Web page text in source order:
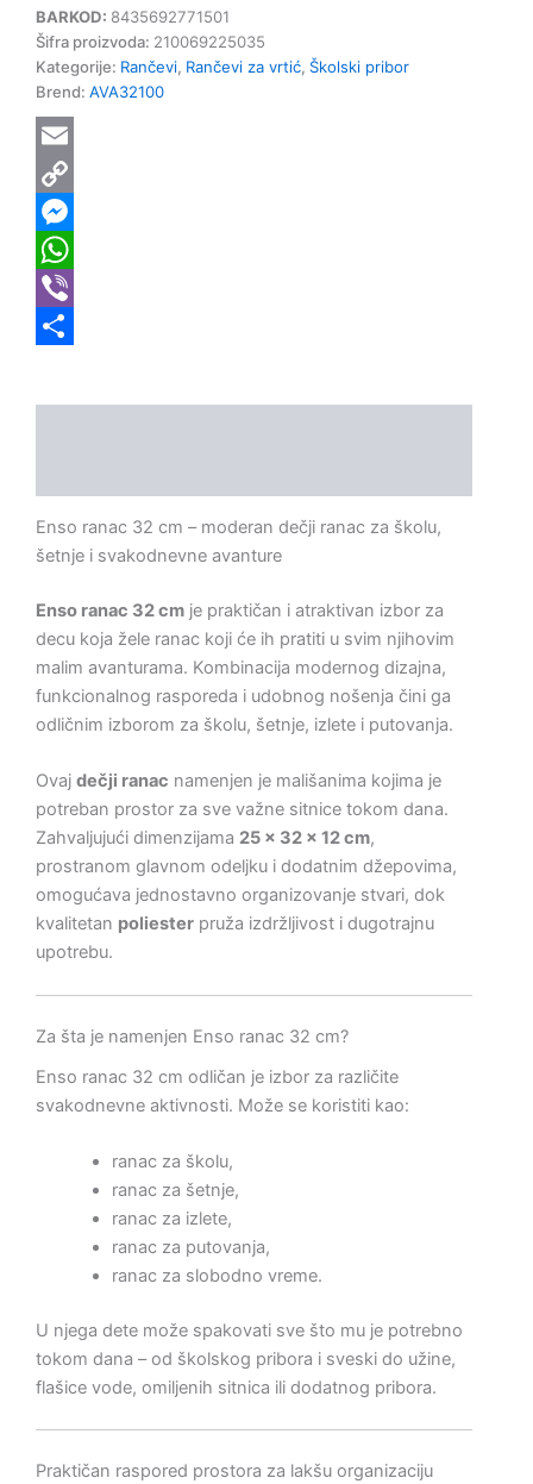
BARKOD: 8435692771501
Šifra proizvoda: 210069225035
Kategorije: Rančevi, Rančevi za vrtić, Školski pribor
Brend: AVA32100
Email
Copy
Link
Messenger
WhatsApp
Viber
Enso ranac 32 cm – moderan dečji ranac za školu,
šetnje i svakodnevne avanture
Enso ranac 32 cm je praktičan i atraktivan izbor za
decu koja žele ranac koji će ih pratiti u svim njihovim
malim avanturama. Kombinacija modernog dizajna,
funkcionalnog rasporeda i udobnog nošenja čini ga
odličnim izborom za školu, šetnje, izlete i putovanja.
Ovaj dečji ranac namenjen je mališanima kojima je
potreban prostor za sve važne sitnice tokom dana.
Zahvaljujući dimenzijama 25 × 32 × 12 cm,
prostranom glavnom odeljku i dodatnim džepovima,
omogućava jednostavno organizovanje stvari, dok
kvalitetan poliester pruža izdržljivost i dugotrajnu
upotrebu.
Za šta je namenjen Enso ranac 32 cm?
Enso ranac 32 cm odličan je izbor za različite
svakodnevne aktivnosti. Može se koristiti kao:
ranac za školu,
ranac za šetnje,
ranac za izlete,
ranac za putovanja,
ranac za slobodno vreme.
U njega dete može spakovati sve što mu je potrebno
tokom dana – od školskog pribora i sveski do užine,
flašice vode, omiljenih sitnica ili dodatnog pribora.
Praktičan raspored prostora za lakšu organizaciju